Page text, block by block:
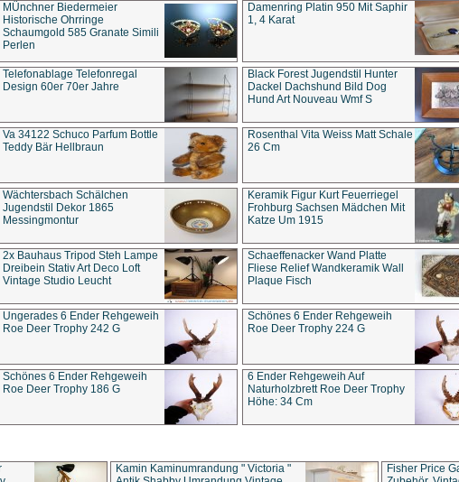
MÜnchner Biedermeier
Historische Ohrringe
Schaumgold 585 Granate Simili
Perlen
Damenring Platin 950 Mit Saphir
1, 4 Karat
Telefonablage Telefonregal
Design 60er 70er Jahre
Black Forest Jugendstil Hunter
Dackel Dachshund Bild Dog
Hund Art Nouveau Wmf S
Va 34122 Schuco Parfum Bottle
Teddy Bär Hellbraun
Rosenthal Vita Weiss Matt Schale
26 Cm
Wächtersbach Schälchen
Jugendstil Dekor 1865
Messingmontur
Keramik Figur Kurt Feuerriegel
Frohburg Sachsen Mädchen Mit
Katze Um 1915
2x Bauhaus Tripod Steh Lampe
Dreibein Stativ Art Deco Loft
Vintage Studio Leucht
Schaeffenacker Wand Platte
Fliese Relief Wandkeramik Wall
Plaque Fisch
Ungerades 6 Ender Rehgeweih
Roe Deer Trophy 242 G
Schönes 6 Ender Rehgeweih
Roe Deer Trophy 224 G
Schönes 6 Ender Rehgeweih
Roe Deer Trophy 186 G
6 Ender Rehgeweih Auf
Naturholzbrett Roe Deer Trophy
Höhe: 34 Cm
Kamin Kaminumrandung " Victoria "
Fisher Price